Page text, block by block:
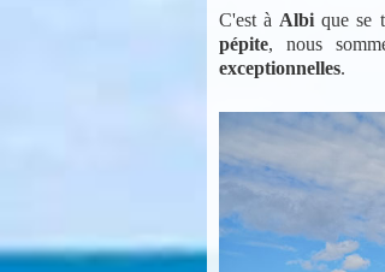
C'est à Albi que se
pépite, nous
exceptionnelles.